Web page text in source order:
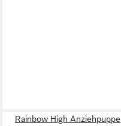
Rainbow High Anziehpuppe